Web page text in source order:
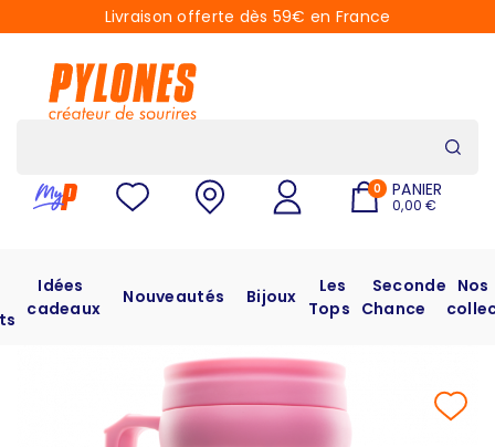
Livraison offerte dès 59€ en France
0 PANIER
0,00 €
Idées
cadeaux
Nouveautés Bijoux
Les
Tops
Seconde
Chance
Nos